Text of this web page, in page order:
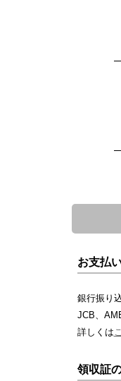
お支払
銀行振り
JCB、
詳しくは
領収証